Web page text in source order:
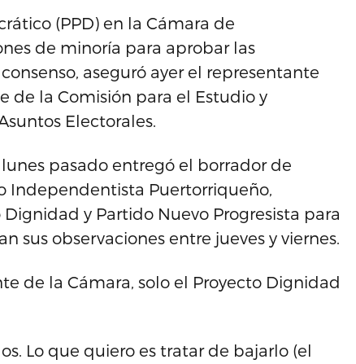
(PPD) en la Cámara de
de minoría para aprobar las
aseguró ayer el representante
de la Comisión para el Estudio y
Electorales.
pasado entregó el borrador de
Independentista Puertorriqueño,
y Partido Nuevo Progresista para
sus observaciones entre jueves y viernes.
de la Cámara, solo el Proyecto Dignidad
Lo que quiero es tratar de bajarlo (el